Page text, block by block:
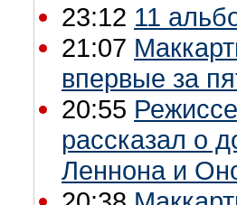
23:12 11
21:07
впервые за
20:55
рассказал о
Леннона и